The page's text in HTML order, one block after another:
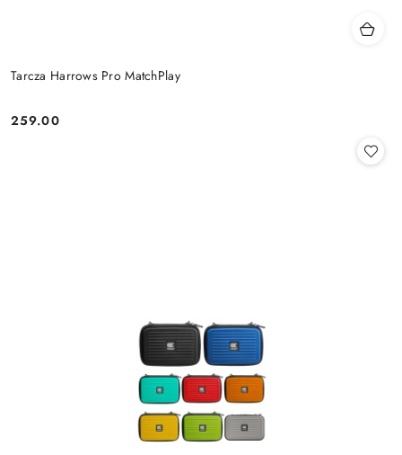
Tarcza Harrows Pro MatchPlay
Cena:
259.00